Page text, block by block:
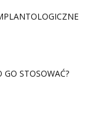
GO STOSOWAĆ?